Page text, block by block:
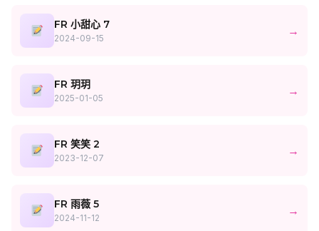
FR 小甜心 7
2024-09-15
→
FR 玥玥
2025-01-05
→
FR 笑笑 2
2023-12-07
→
FR 雨薇 5
2024-11-12
→